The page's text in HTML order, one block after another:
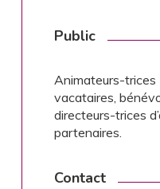
Public
Animateurs-
vacataires,
directeurs-trices
partenaires.
Contact